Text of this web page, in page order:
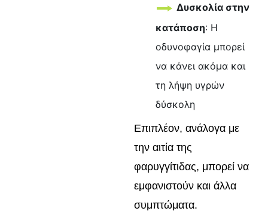
Δυσκολία στην
κατάποση: Η
οδυνοφαγία μπορεί
να κάνει ακόμα και
τη λήψη υγρών
δύσκολη
Επιπλέον, ανάλογα με
την αιτία της
φαρυγγίτιδας, μπορεί να
εμφανιστούν και άλλα
συμπτώματα.